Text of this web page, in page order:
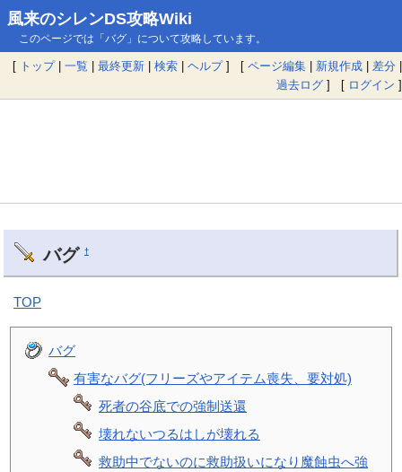
風来のシレンDS攻略Wiki
このページでは「バグ」について攻略しています。
[ トップ| 一覧 | 最終更新 | 検索 | ヘルプ] [ ページ編集 | 新規作成 | 差分 |
過去ログ ] [ ログイン ]
バグ †
TOP
バグ
有害なバグ(フリーズやアイテム喪失、要対処)
死者の谷底での強制送還
壊れないつるはしが壊れる
救助中でないのに救助扱いになり魔蝕虫へ強